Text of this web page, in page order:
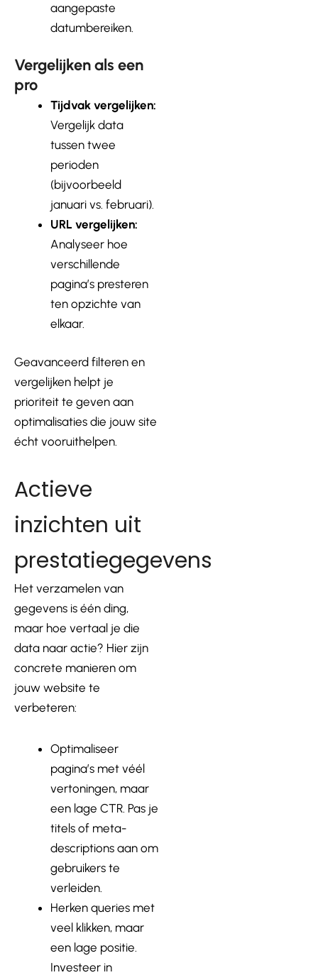
aangepaste
datumbereiken.
Vergelijken als een
pro
Tijdvak vergelijken:
Vergelijk data
tussen twee
perioden
(bijvoorbeeld
januari vs. februari).
URL vergelijken:
Analyseer hoe
verschillende
pagina’s presteren
ten opzichte van
elkaar.
Geavanceerd filteren en
vergelijken helpt je
prioriteit te geven aan
optimalisaties die jouw site
écht vooruithelpen.
Actieve
inzichten uit
prestatiegegevens
Het verzamelen van
gegevens is één ding,
maar hoe vertaal je die
data naar actie? Hier zijn
concrete manieren om
jouw website te
verbeteren:
Optimaliseer
pagina’s met véél
vertoningen, maar
een lage CTR. Pas je
titels of meta-
descriptions aan om
gebruikers te
verleiden.
Herken queries met
veel klikken, maar
een lage positie.
Investeer in